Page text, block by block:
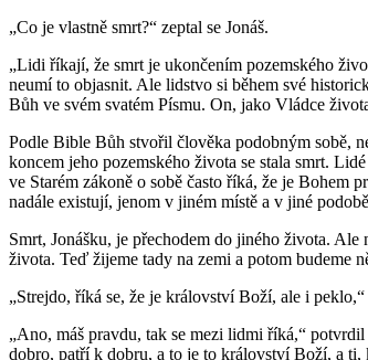
„Co je vlastně smrt?“ zeptal se Jonáš.
„Lidi říkají, že smrt je ukončením pozemského
neumí to objasnit. Ale lidstvo si během své
Bůh ve svém svatém Písmu. On, jako Vládce
Podle Bible Bůh stvořil člověka podobným sobě,
koncem jeho pozemského života se stala smrt.
ve Starém zákoně o sobě často říká, že je Bohem
nadále existují, jenom v jiném místě a v jiné
Smrt, Jonášku, je přechodem do jiného života.
života. Teď žijeme tady na zemi a potom budeme
„Strejdo, říká se, že je království Boží, ale i peklo,“
„Ano, máš pravdu, tak se mezi lidmi říká,“
dobro, patří k dobru, a to je to království Boží, a